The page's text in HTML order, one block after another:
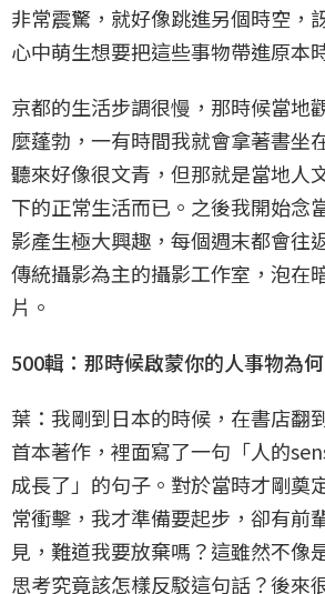
非常震驚，就好像跳進另個時空，
心中萌生想要把這些事物帶進原本
京都的生活步調很慢，那時候當地
麼蓬勃，一有時間我就會拿著書坐
聽來好像很文青，但那就是當地人
下的正常生活而已。之後我開始念
影產生極大興趣，每個週末都會往
傳統攝影為主的攝影工作室，泡在
片。
500輯：那時候啟蒙你的人事物為何
葉：我剛到日本的時候，在書店翻
首本著作，裡面寫了一句「人的
成長了」的句子。對於當時才剛奠
常衝擊，我才準備要起步，卻有前
見，難道我要放棄嗎？這雖然不像
思考究竟該怎樣反駁這句話？後來